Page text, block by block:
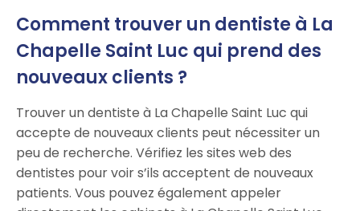
Comment trouver un dentiste à La
Chapelle Saint Luc qui prend des
nouveaux clients ?
Trouver un dentiste à La Chapelle Saint Luc qui
accepte de nouveaux clients peut nécessiter un
peu de recherche. Vérifiez les sites web des
dentistes pour voir s’ils acceptent de nouveaux
patients. Vous pouvez également appeler